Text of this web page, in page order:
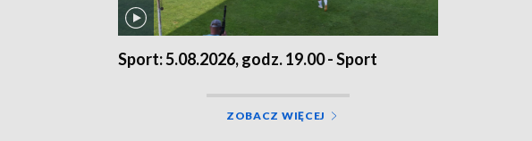
Sport: 5.08.2026, godz. 19.00 - Sport
ZOBACZ WIĘCEJ